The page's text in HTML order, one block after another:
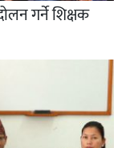
गर्ने शिक्षक